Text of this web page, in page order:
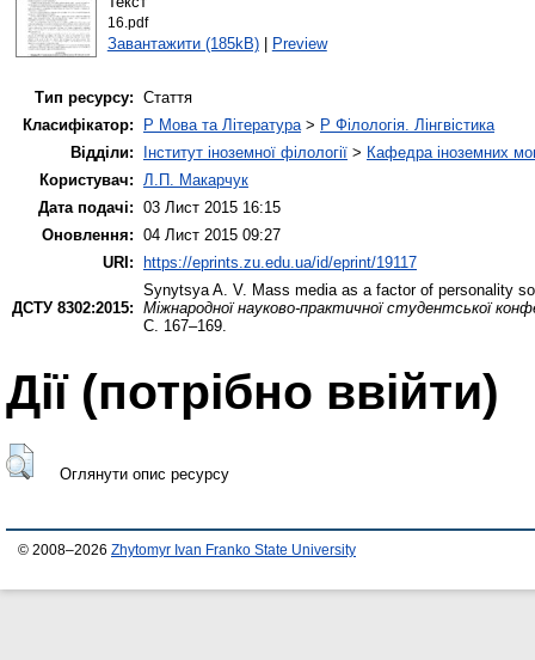
16.pdf
Завантажити (185kB)| Preview
Тип ресурсу: Стаття
Класифікатор:
P Мова та Література> P Філологія. Лінгвістика
Відділи:
Інститут іноземної філології > Кафедра іноземних
Користувач: Л.П. Макарчук
Дата подачі: 03 Лист 2015 16:15
Оновлення: 04 Лист 2015 09:27
URI:
https://eprints.zu.edu.ua/id/eprint/19117
ДСТУ 8302:2015:
Synytsya A. V. Mass media as a factor of personality
Міжнародної науково-практичної студентської
С. 167–169.
Дії ​​(потрібно ввійти)
Оглянути опис ресурсу
© 2008–2026 Zhytomyr Ivan Franko State University